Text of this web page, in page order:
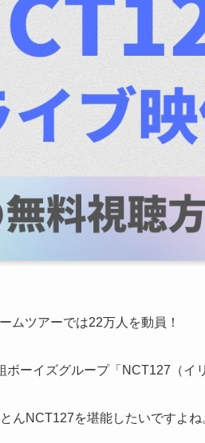
ムツアーでは22万人を動員！
ーイズグループ「NCT127（イ
んNCT127を堪能したいですよね